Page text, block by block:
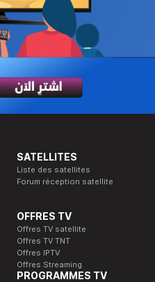
SATELLITES
Liste des satellites
Forum réception satellite
OFFRES TV
Offres TV satellite
Offres TV TNT
Offres IPTV
Offres Streaming
PROGRAMMES TV